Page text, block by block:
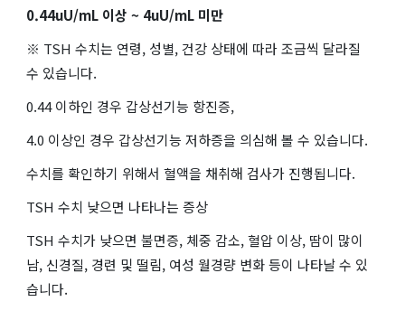
0.44uU/mL 이상 ~ 4uU/mL 미만
※ TSH 수치는 연령, 성별, 건강 상태에 따라 조금씩 달라질
수 있습니다.
0.44 이하인 경우 갑상선기능 항진증,
4.0 이상인 경우 갑상선기능 저하증을 의심해 볼 수 있습니다.
수치를 확인하기 위해서 혈액을 채취해 검사가 진행됩니다.
TSH 수치 낮으면 나타나는 증상
TSH 수치가 낮으면 불면증, 체중 감소, 혈압 이상, 땀이 많이
남, 신경질, 경련 및 떨림, 여성 월경량 변화 등이 나타날 수 있
습니다.